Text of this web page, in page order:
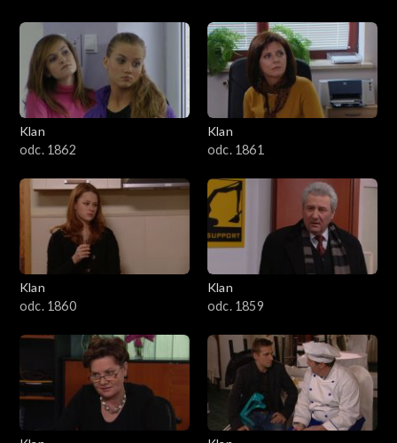
Klan
odc. 1862
Klan
odc. 1861
Klan
odc. 1860
Klan
odc. 1859